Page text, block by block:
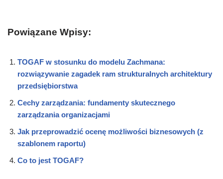
Powiązane Wpisy:
TOGAF w stosunku do modelu Zachmana:
rozwiązywanie zagadek ram strukturalnych architektury
przedsiębiorstwa
Cechy zarządzania: fundamenty skutecznego
zarządzania organizacjami
Jak przeprowadzić ocenę możliwości biznesowych (z
szablonem raportu)
Co to jest TOGAF?